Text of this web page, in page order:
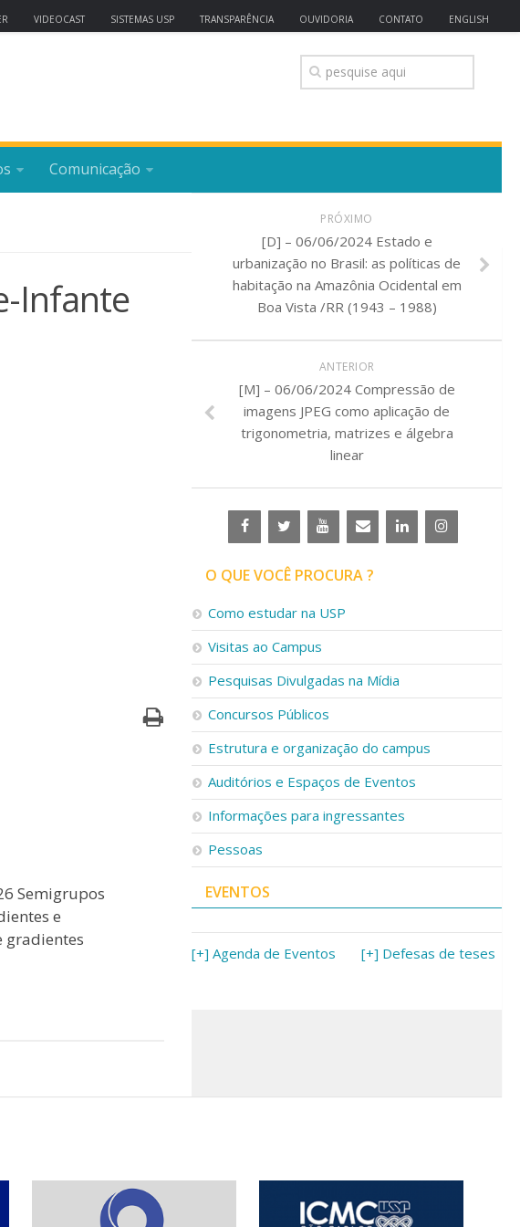
VIDEOCAST SISTEMAS USP TRANSPARÊNCIA OUVIDORIA CONTATO ENGLISH
Comunicação
Infante
Semigrupos
e
gradientes
PRÓXIMO
[D] – 06/06/2024 Estado e
urbanização no Brasil: as políticas de
habitação na Amazônia Ocidental em
Boa Vista /RR (1943 – 1988)
ANTERIOR
[M] – 06/06/2024 Compressão de
imagens JPEG como aplicação de
trigonometria, matrizes e álgebra
linear
O QUE VOCÊ PROCURA ?
Como estudar na USP
Visitas ao Campus
Pesquisas Divulgadas na Mídia
Concursos Públicos
Estrutura e organização do campus
Auditórios e Espaços de Eventos
Informações para ingressantes
Pessoas
EVENTOS
[+] Agenda de Eventos [+] Defesas de teses